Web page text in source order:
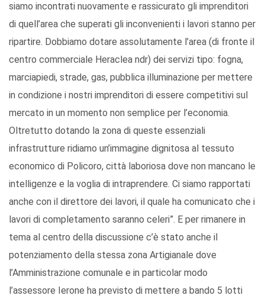
siamo incontrati nuovamente e rassicurato gli imprenditori
di quell’area che superati gli inconvenienti i lavori stanno per
ripartire. Dobbiamo dotare assolutamente l’area (di fronte il
centro commerciale Heraclea ndr) dei servizi tipo: fogna,
marciapiedi, strade, gas, pubblica illuminazione per mettere
in condizione i nostri imprenditori di essere competitivi sul
mercato in un momento non semplice per l’economia.
Oltretutto dotando la zona di queste essenziali
infrastrutture ridiamo un’immagine dignitosa al tessuto
economico di Policoro, città laboriosa dove non mancano le
intelligenze e la voglia di intraprendere. Ci siamo rapportati
anche con il direttore dei lavori, il quale ha comunicato che i
lavori di completamento saranno celeri”. E per rimanere in
tema al centro della discussione c’è stato anche il
potenziamento della stessa zona Artigianale dove
l’Amministrazione comunale e in particolar modo
l’assessore Ierone ha previsto di mettere a bando 5 lotti